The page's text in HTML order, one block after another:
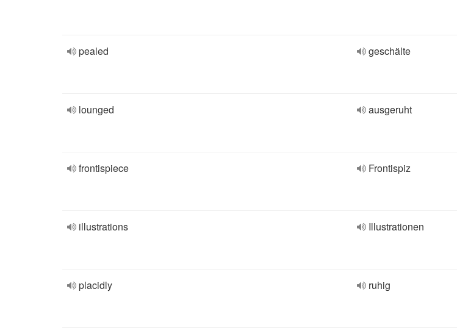
pealed geschälte
lounged ausgeruht
frontispiece Frontispiz
illustrations Illustrationen
placidly ruhig